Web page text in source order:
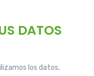
DATOS
los datos,